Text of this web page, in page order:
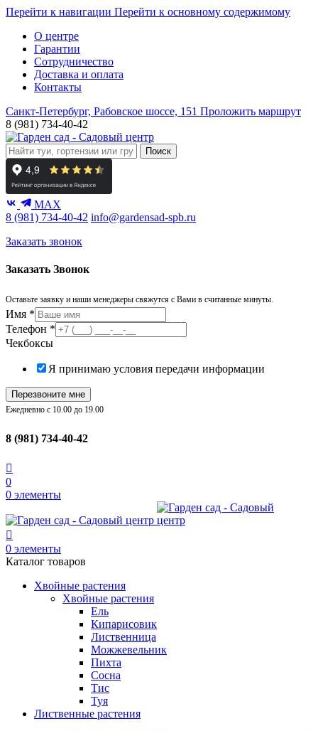
Перейти к навигации Перейти к основному содержимому
О центре
Гарантии
Сотрудничество
Доставка и оплата
Контакты
Санкт-Петербург, Рабовское шоссе, 151 Проложить маршрут
8 (981) 734-40-42
Поиск
MAX
8 (981) 734-40-42 info@gardensad-spb.ru
Заказать звонок
Заказать Звонок
Оставьте заявку и наши менеджеры свяжутся с Вами в считанные минуты.
Имя *
Телефон *
Чекбоксы
Я принимаю условия передачи информации
Перезвоните мне
Ежедневно с 10.00 до 19.00
8 (981) 734-40-42
0
0 элементы
0 элементы
Каталог товаров
Хвойные растения
Хвойные растения
Ель
Кипарисовик
Лиственница
Можжевельник
Пихта
Сосна
Тис
Туя
Лиственные растения